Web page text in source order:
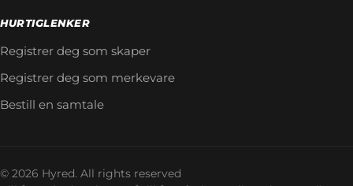
HURTIGLENKER
Registrer deg som skaper
Registrer deg som merkevare
Bestill en samtale
© 2026 Hyred. All rights reserved